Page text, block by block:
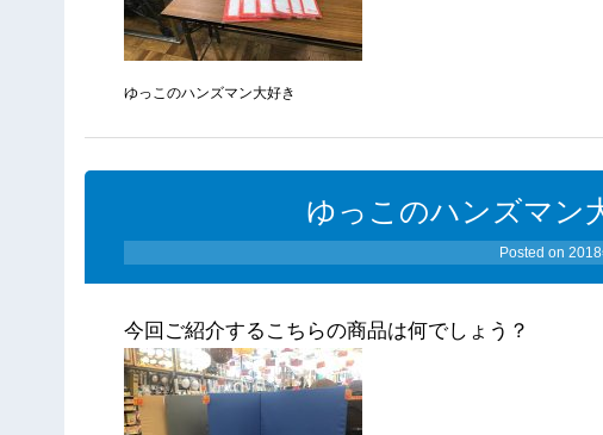
ゆっこのハンズマン大好き
ゆっこのハンズマン
Posted on
今回ご紹介するこちらの商品は何でしょう？